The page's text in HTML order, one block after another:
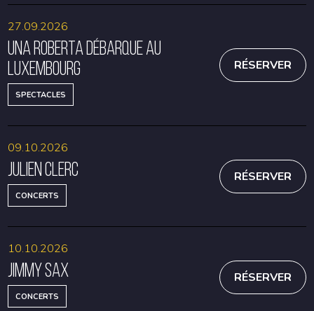
Una Roberta débarque au
Luxembourg
SPECTACLES
27.09.2026
RÉSERVER
Julien Clerc
CONCERTS
09.10.2026
RÉSERVER
Jimmy Sax
CONCERTS
10.10.2026
RÉSERVER